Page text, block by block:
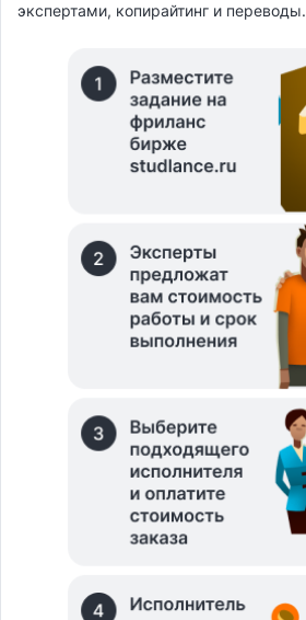
экспертами, копирайтинг и переводы.